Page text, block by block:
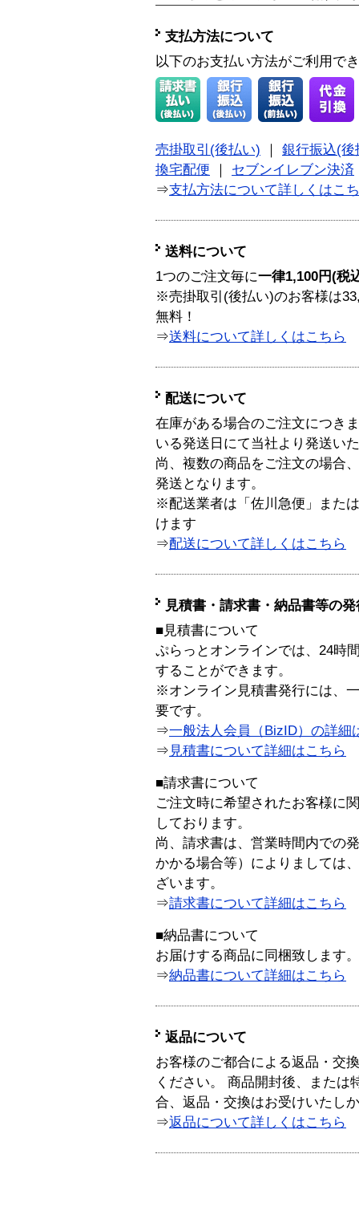
支払方法について
以下のお支払い方法がご利用で
売掛取引(後払い)
銀行振込(後
換宅配便
セブンイレブン決済
⇒支払方法について詳しくはこ
送料について
1つのご注文毎に一律1,100円(税
※売掛取引(後払い)のお客様は
無料！
⇒送料について詳しくはこちら
配送について
在庫がある場合のご注文につき
いる発送日にて当社より発送い
尚、複数の商品をご注文の場合
発送となります。
※配送業者は「佐川急便」また
けます
⇒配送について詳しくはこちら
見積書・請求書・納品書等の
■見積書について
ぷらっとオンラインでは、24時
することができます。
※オンライン見積書発行には、
要です。
⇒一般法人会員（BizID）の詳細
⇒ 見積書について詳細はこちら
■請求書について
ご注文時に希望されたお客様に
しております。
尚、請求書は、営業時間内での
かかる場合等）によりましては
ざいます。
⇒請求書について詳細はこちら
■納品書について
お届けする商品に同梱致します。
⇒納品書について詳細はこちら
返品について
お客様のご都合による返品・交
ください。 商品開封後、または
合、返品・交換はお受けいたし
⇒返品について詳しくはこちら